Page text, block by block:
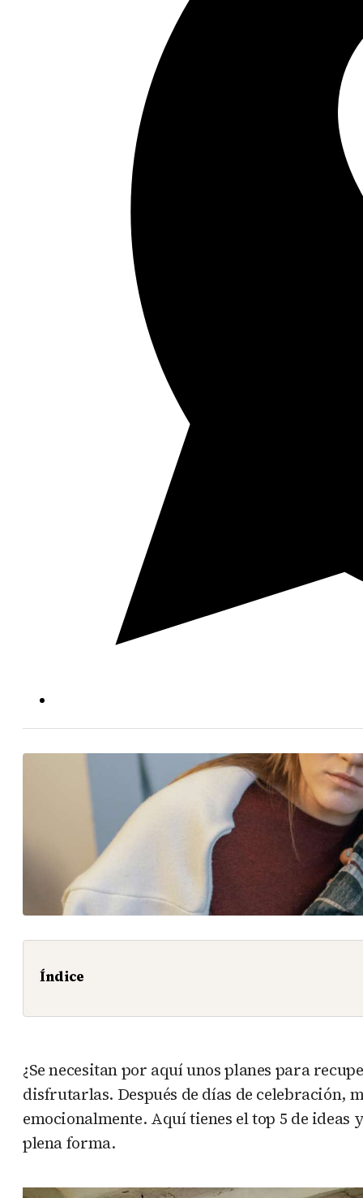
Índice
¿Se necesitan por aquí unos planes para
disfrutarlas. Después de días de celebración,
emocionalmente. Aquí tienes el top 5 de
plena forma.